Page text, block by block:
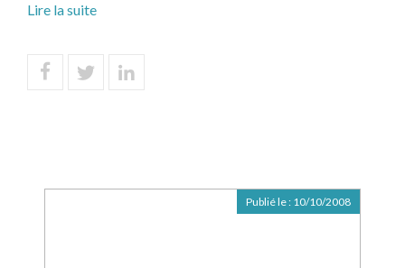
Lire la suite
Publié le : 10/10/2008